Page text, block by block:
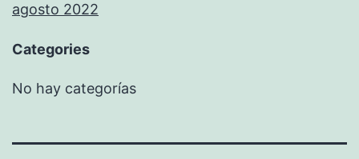
agosto 2022
Categories
No hay categorías